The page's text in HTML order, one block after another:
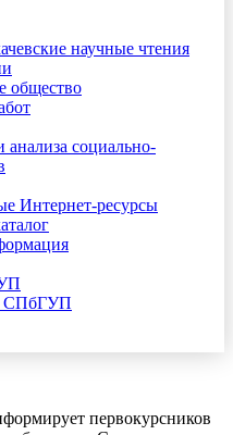
научные чтения
общество
социально-
Интернет-ресурсы
СПбГУП
первокурсников